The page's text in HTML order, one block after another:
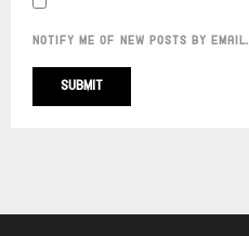
NOTIFY ME OF NEW POSTS BY EMAIL.